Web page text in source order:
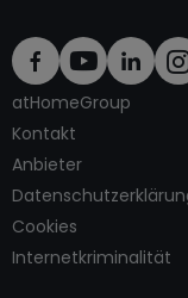
atHomeGroup
Kontakt
Anbieter
Cookies
Internetkriminalität